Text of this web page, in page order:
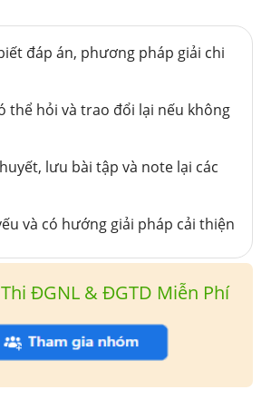
đáp án, phương pháp giải chi
thể hỏi và trao đổi lại nếu không
lưu bài tập và note lại các
và có hướng giải pháp cải thiện
ĐGNL & ĐGTD Miễn Phí